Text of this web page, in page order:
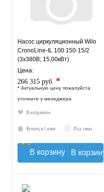
Насос циркуляционный Wilo
CronoLine-IL 100 150-15/2
(3х380В; 15,00кВт)
Цена:
266 315 руб. *
* Актуальную цену пожалуйста
уточните у менеджера
В избранное
Купить в 1 клик Под заказ
В корзину